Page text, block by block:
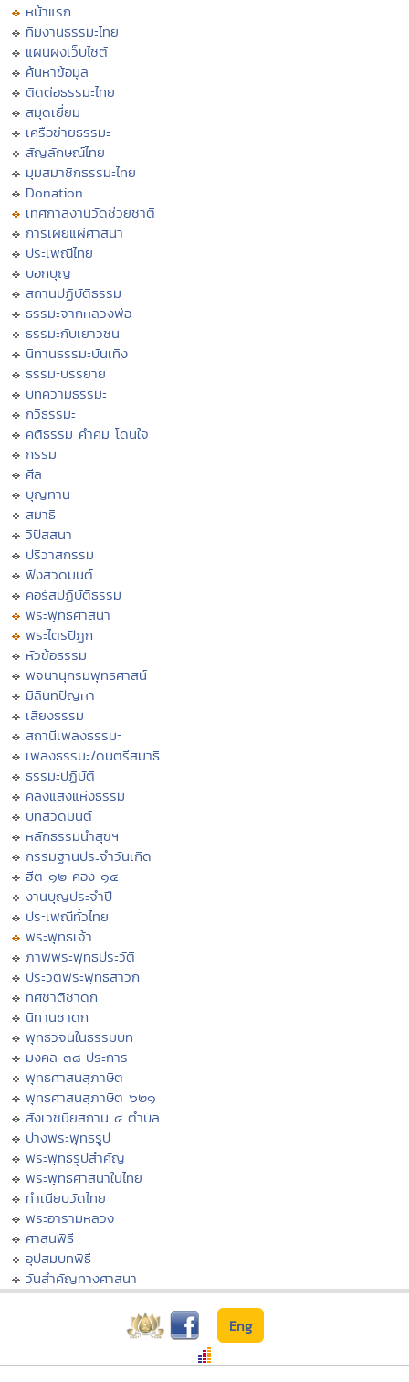
หน้าแรก
ทีมงานธรรมะไทย
แผนผังเว็บไซต์
ค้นหาข้อมูล
ติดต่อธรรมะไทย
สมุดเยี่ยม
เครือข่ายธรรมะ
สัญลักษณ์ไทย
มุมสมาชิกธรรมะไทย
Donation
เทศกาลงานวัดช่วยชาติ
การเผยแผ่ศาสนา
ประเพณีไทย
บอกบุญ
สถานปฏิบัติธรรม
ธรรมะจากหลวงพ่อ
ธรรมะกับเยาวชน
นิทานธรรมะบันเทิง
ธรรมะบรรยาย
บทความธรรมะ
กวีธรรมะ
คติธรรม คำคม โดนใจ
กรรม
ศีล
บุญทาน
สมาธิ
วิปัสสนา
ปริวาสกรรม
ฟังสวดมนต์
คอร์สปฏิบัติธรรม
พระพุทธศาสนา
พระไตรปิฏก
หัวข้อธรรม
พจนานุกรมพุทธศาสน์
มิลินทปัญหา
เสียงธรรม
สถานีเพลงธรรมะ
เพลงธรรมะ/ดนตรีสมาธิ
ธรรมะปฏิบัติ
คลังแสงแห่งธรรม
บทสวดมนต์
หลักธรรมนำสุขฯ
กรรมฐานประจำวันเกิด
ฮีต ๑๒ คอง ๑๔
งานบุญประจำปี
ประเพณีทั่วไทย
พระพุทธเจ้า
ภาพพระพุทธประวัติ
ประวัติพระพุทธสาวก
ทศชาติชาดก
นิทานชาดก
พุทธวจนในธรรมบท
มงคล ๓๘ ประการ
พุทธศาสนสุภาษิต
พุทธศาสนสุภาษิต ๖๒๑
สังเวชนียสถาน ๔ ตำบล
ปางพระพุทธรูป
พระพุทธรูปสำคัญ
พระพุทธศาสนาในไทย
ทำเนียบวัดไทย
พระอารามหลวง
ศาสนพิธี
อุปสมบทพิธี
วันสำคัญทางศาสนา
Eng